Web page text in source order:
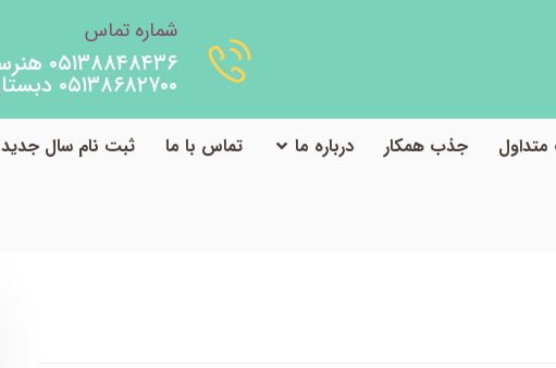
شماره تماس
۰۵۱۳۸۸۴۸۴۳۶ هنرستان
۰۵۱۳۸۶۸۲۷۰۰ دبستان
متداول جذب همکار درباره ما تماس با ما ثبت نام سال جدید